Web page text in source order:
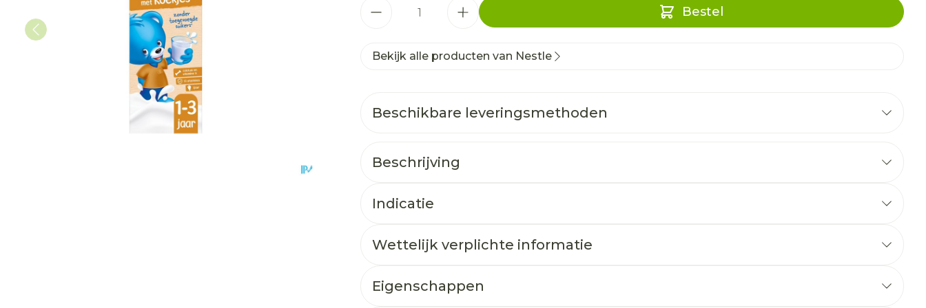
Bestel
Bekijk alle producten van Nestle
Beschikbare leveringsmethoden
Beschrijving
Indicatie
Wettelijk verplichte informatie
Eigenschappen